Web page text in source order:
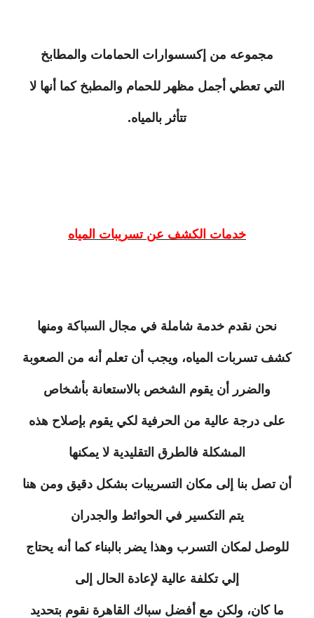
مجموعه من إكسسوارات الحمامات والمطابخ
التي تعطي أجمل مظهر للحمام والمطبخ كما أنها لا
تتأثر بالمياه.
خدمات الكشف عن تسريبات المياه
نحن نقدم خدمة شاملة في مجال السباكة ومنها
كشف تسربات المياه، ويجب أن تعلم أنه من الصعوبة
والضرر أن يقوم الشخص بالاستعانة بأشخاص
على درجة عالية من الحرفية لكي يقوم بإصلاح هذه
المشكلة فالطرق التقليدية لا يمكنها
أن تصل بنا إلى مكان التسريبات بشكل دقيق ومن هنا
يتم التكسير في الحوائط والجدران
للوصل لمكان التسرب وهذا يضر بالبناء كما أنه يحتاج
إلي تكلفة عالية لإعادة الحال إلى
ما كان، ولكن مع أفضل سباك القاهرة نقوم بتحديد